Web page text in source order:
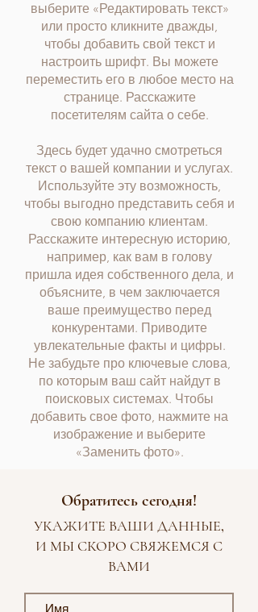
выберите «Редактировать текст»
или просто кликните дважды,
чтобы добавить свой текст и
настроить шрифт. Вы можете
переместить его в любое место на
странице. Расскажите
посетителям сайта о себе.
Здесь будет удачно смотреться
текст о вашей компании и услугах.
Используйте эту возможность,
чтобы выгодно представить себя и
свою компанию клиентам.
Расскажите интересную историю,
например, как вам в голову
пришла идея собственного дела, и
объясните, в чем заключается
ваше преимущество перед
конкурентами. Приводите
увлекательные факты и цифры.
Не забудьте про ключевые слова,
по которым ваш сайт найдут в
поисковых системах. Чтобы
добавить свое фото, нажмите на
изображение и выберите
«Заменить фото».
Обратитесь сегодня!
УКАЖИТЕ ВАШИ ДАННЫЕ,
И МЫ СКОРО СВЯЖЕМСЯ С
ВАМИ